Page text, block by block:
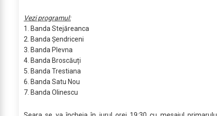
Vezi programul:
1. Banda Stejăreanca
2. Banda Șendriceni
3. Banda Plevna
4. Banda Broscăuți
5. Banda Trestiana
6. Banda Satu Nou
7. Banda Olinescu